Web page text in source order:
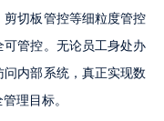
切板管控等细粒度管控
管控。无论员工身处办
内部系统，真正实现数
理目标。